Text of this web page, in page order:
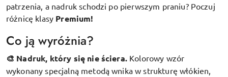
patrzenia, a nadruk schodzi po pierwszym praniu? Poczuj
różnicę klasy Premium!
Co ją wyróżnia?
🎨 Nadruk, który się nie ściera. Kolorowy wzór
wykonany specjalną metodą wnika w strukturę włókien,